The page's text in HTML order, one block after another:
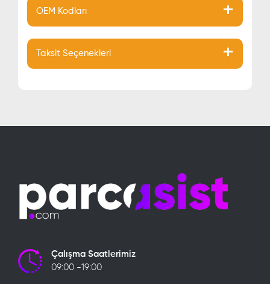
OEM Kodları
Taksit Seçenekleri
Çalışma Saatlerimiz
09:00 -19:00